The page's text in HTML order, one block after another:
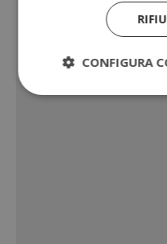
CONFIGURA